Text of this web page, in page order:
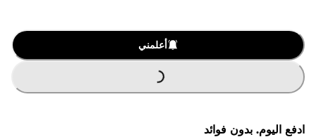
أعلمني
G
.
ادفع اليوم. بدون فوائد